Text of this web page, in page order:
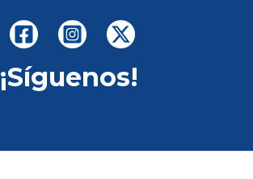
¡Síguenos!